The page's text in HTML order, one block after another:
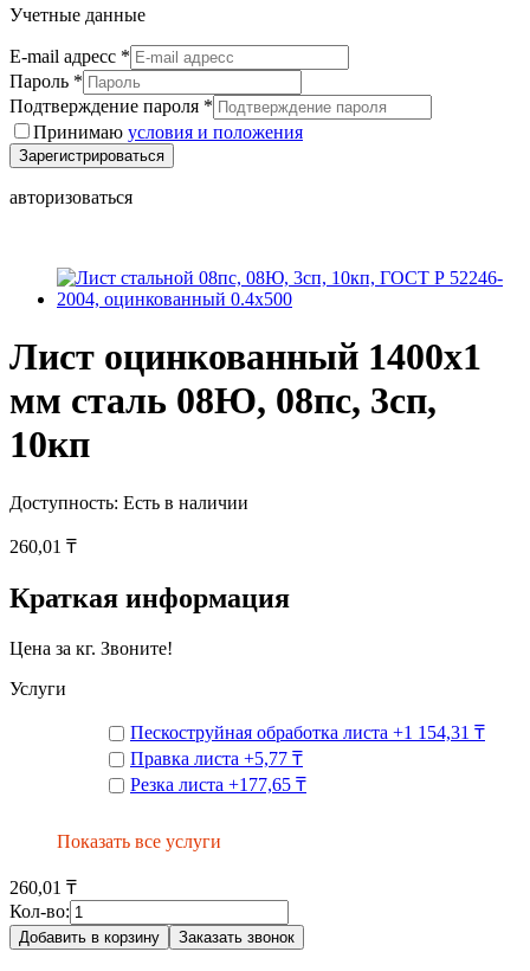
Учетные данные
E-mail адресс *
Пароль *
Подтверждение пароля *
Принимаю условия и положения
Зарегистрироваться
авторизоваться
Лист оцинкованный 1400x1
мм сталь 08Ю, 08пс, 3сп,
10кп
Доступность: Есть в наличии
260,01 ₸
Краткая информация
Цена за кг. Звоните!
Услуги
Пескоструйная обработка листа +1 154,31 ₸
Правка листа +5,77 ₸
Резка листа +177,65 ₸
Показать все услуги
260,01 ₸
Кол-во:
Добавить в корзину Заказать звонок